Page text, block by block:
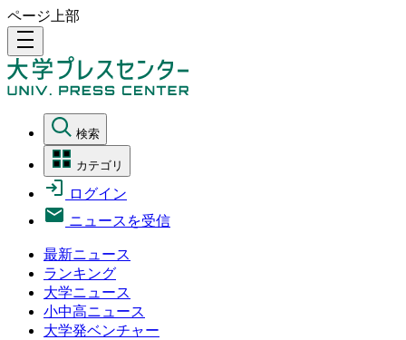
ページ上部
density_medium
検索
カテゴリ
ログイン
ニュースを受信
最新ニュース
ランキング
大学ニュース
小中高ニュース
大学発ベンチャー